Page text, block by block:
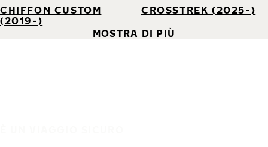
CHIFFON CUSTOM
(2019-)
CROSSTREK (2025-)
MOSTRA DI PIÙ